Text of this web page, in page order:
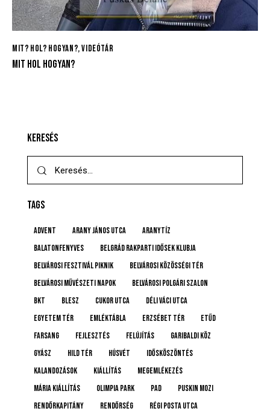
MIT? HOL? HOGYAN?,VIDEÓTÁR
MIT HOL HOGYAN?
KERESÉS
TAGS
advent Arany János utca
Aranytíz
Balatonfenyves
Belgrád Rakparti Idősek Klubja
Belvárosi Fesztivál Piknik
Belvárosi Közösségi Tér
Belvárosi Művészeti Napok
Belvárosi Polgári Szalon
BKT
BLESZ Cukor utca
Déli Váci utca
Egyetem tér
emléktábla Erzsébet tér
etűd
farsang
fejlesztés felújítás
Garibaldi köz
gyász
Hild tér húsvét
idősköszöntés
Kalandozások
kiállítás
megemlékezés
Mária kiállítás
Olimpia Park pad
Puskin mozi
rendőrkapitány
rendőrség
Régi posta utca